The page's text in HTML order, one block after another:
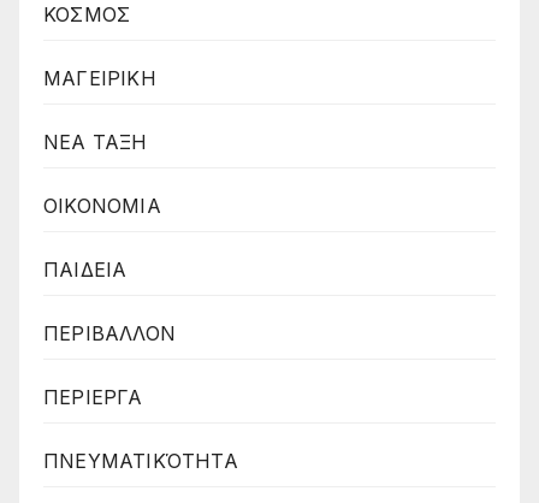
ΚΟΣΜΟΣ
ΜΑΓΕΙΡΙΚΗ
ΝΕΑ ΤΑΞΗ
ΟΙΚΟΝΟΜΙΑ
ΠΑΙΔΕΙΑ
ΠΕΡΙΒΑΛΛΟΝ
ΠΕΡΙΕΡΓΑ
ΠΝΕΥΜΑΤΙΚΌΤΗΤΑ